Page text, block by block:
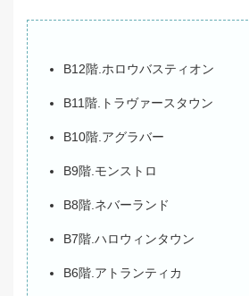
B12階.ホロウバスティオン
B11階.トラヴァースタウン
B10階.アグラバー
B9階.モンストロ
B8階.ネバーランド
B7階.ハロウィンタウン
B6階.アトランティカ